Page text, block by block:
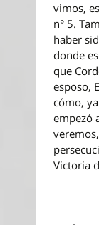
vimos,
n° 5.
haber
donde
que
esposo,
cómo,
empezó
Victoria